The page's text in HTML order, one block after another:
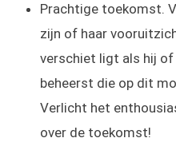
Prachtige toekomst.
zijn of haar
verschiet ligt als hij of
beheerst die op dit
Verlicht het
over de toekomst!